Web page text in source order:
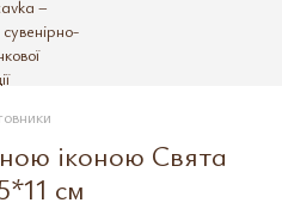
іконою Свята
см